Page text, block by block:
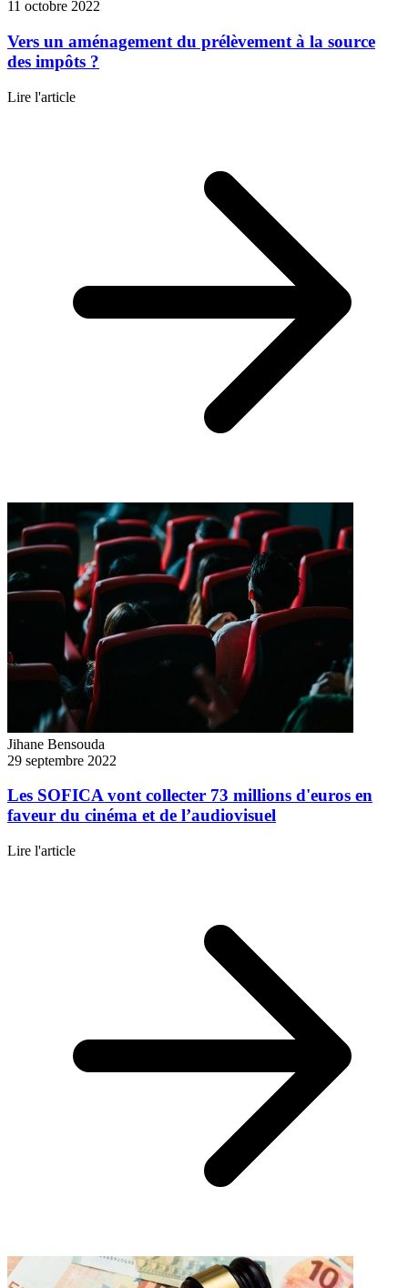
11 octobre 2022
Vers un aménagement du prélèvement à la source
des impôts ?
Lire l'article
Jihane Bensouda
29 septembre 2022
Les SOFICA vont collecter 73 millions d'euros en
faveur du cinéma et de l’audiovisuel
Lire l'article